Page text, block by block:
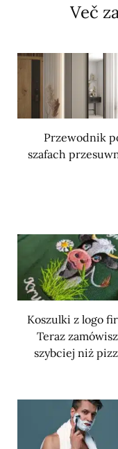
Več
Przewodnik
szafach
Koszulki z logo
Teraz
szybciej niż